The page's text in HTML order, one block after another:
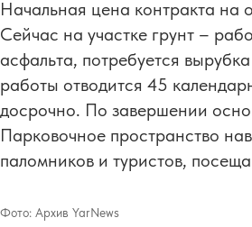
Начальная цена контракта на
Сейчас на участке грунт –
асфальта, потребуется
работы отводится 45
досрочно. По завершении
Парковочное пространство
паломников и туристов,
Фото: Архив YarNews